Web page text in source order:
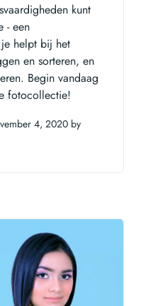
kunt
- een
helpt bij het
en sorteren, en
Begin vandaag
fotocollectie!
4, 2020 by